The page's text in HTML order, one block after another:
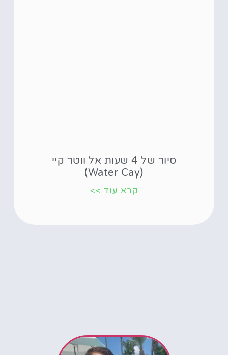
סיור של 4 שעות אל ווטר קיי
(Water Cay)
קרא עוד >>